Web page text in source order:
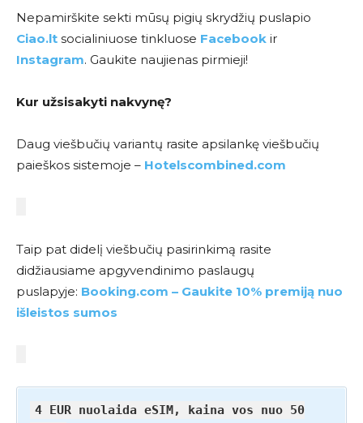
Nepamirškite sekti mūsų pigių skrydžių puslapio
Ciao.lt socialiniuose tinkluose Facebook ir
Instagram. Gaukite naujienas pirmieji!
Kur užsisakyti nakvynę?
Daug viešbučių variantų rasite apsilankę viešbučių
paieškos sistemoje – Hotelscombined.com
Taip pat didelį viešbučių pasirinkimą rasite
didžiausiame apgyvendinimo paslaugų
puslapyje: Booking.com – Gaukite 10% premiją nuo
išleistos sumos
4 EUR nuolaida eSIM, kaina vos nuo 50